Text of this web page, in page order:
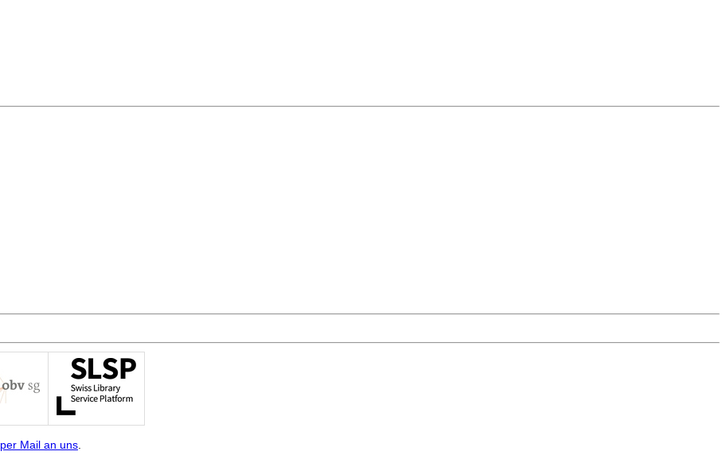
per Mail an uns.